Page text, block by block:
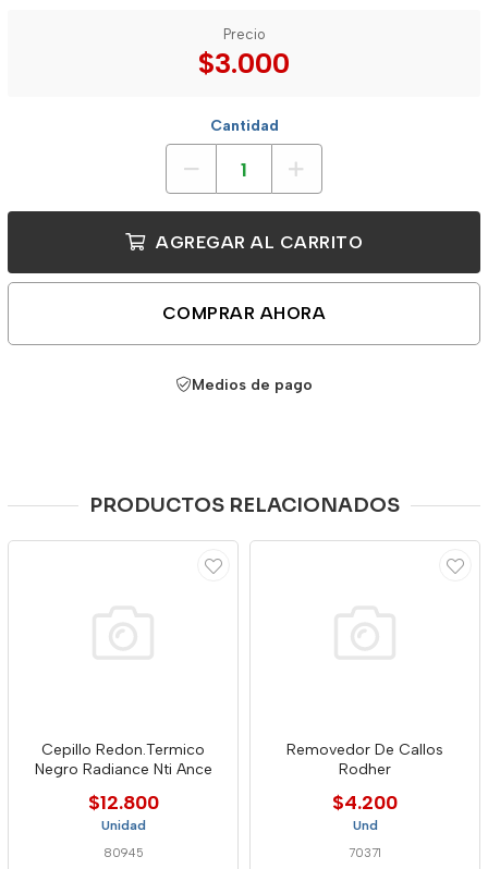
Precio
$3.000
Cantidad
AGREGAR AL CARRITO
COMPRAR AHORA
Medios de pago
PRODUCTOS RELACIONADOS
Cepillo Redon.Termico
Negro Radiance Nti Ance
$12.800
Unidad
80945
Removedor De Callos
Rodher
$4.200
Und
70371